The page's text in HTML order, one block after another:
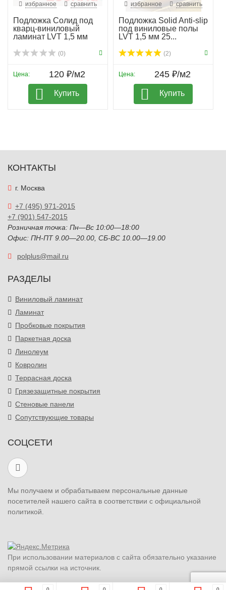
избранное сравнить
Подложка Солид под
кварц-виниловый
ламинат LVT 1,5 мм
(0)
Цена: 120 ₽/м2
Купить
избранное сравнить
Подложка Solid Anti-slip
под виниловые полы
LVT 1,5 мм 25...
(2)
Цена: 245 ₽/м2
Купить
КОНТАКТЫ
г. Москва
+7 (495) 971-2015
+7 (901) 547-2015
Розничная точка: Пн—Вс 10:00—18:00
Офис: ПН-ПТ 9.00—20.00, СБ-ВС 10.00—19.00
polplus@mail.ru
РАЗДЕЛЫ
Виниловый ламинат
Ламинат
Пробковые покрытия
Паркетная доска
Линолеум
Ковролин
Террасная доска
Грязезащитные покрытия
Стеновые панели
Сопутствующие товары
СОЦСЕТИ
Мы получаем и обрабатываем персональные данные
посетителей нашего сайта в соответствии с официальной
политикой.
При использовании материалов с сайта обязательно указание
прямой ссылки на источник.